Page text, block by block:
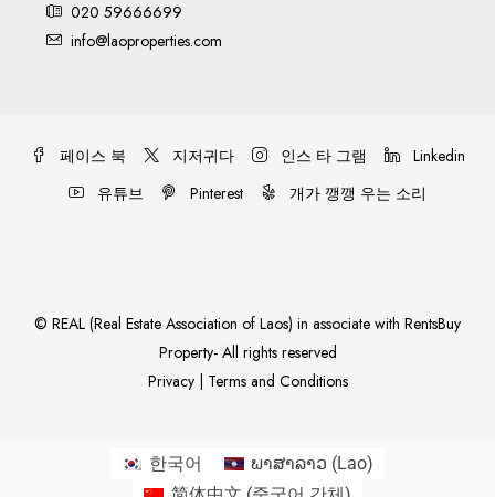
020 59666699
info@laoproperties.com
페이스 북 지저귀다 인스 타 그램
Linkedin
유튜브
Pinterest 개가 깽깽 우는 소리
© REAL (Real Estate Association of Laos) in associate with RentsBuy
Property- All rights reserved
Privacy| Terms and Conditions
한국어 ພາສາລາວ (Lao)